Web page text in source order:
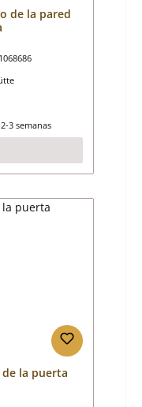
de la pared
3 semanas
la puerta